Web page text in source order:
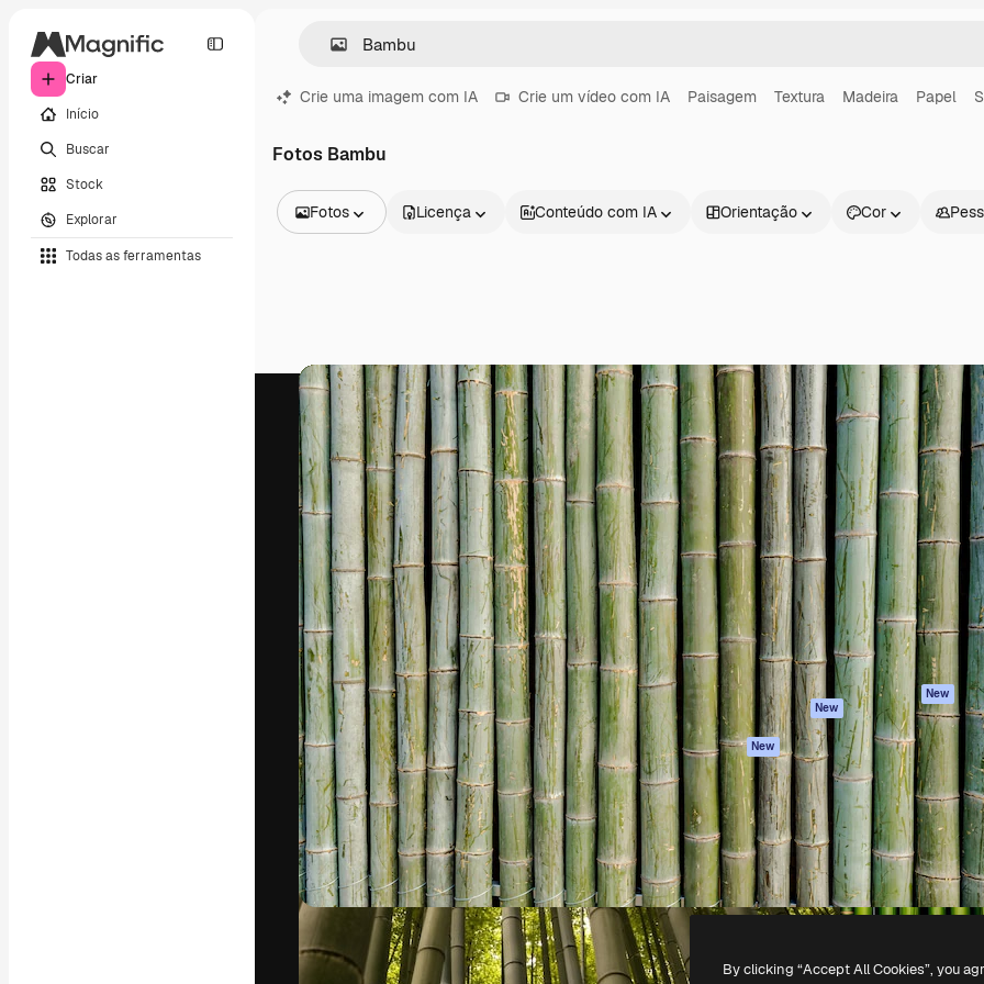
Criar
Início
Buscar
Stock
Explorar
Todas as ferramentas
Crie uma imagem com IA Crie um vídeo com IA Paisagem Textura Madeira Papel
Fotos Bambu
Fotos
Vídeos
Clipes de vídeo
Animações
Modelos de vídeos
Ícones
Modelos 3D
Fontes
Licença Conteúdo com IA Orientação Cor
A plataforma criativa para você direcionar
seu melhor trabalho. Mais de 1 milhão de
assinantes entre criativos, empresas,
agências e estúdios.
Português
Produtos
Spaces
Assistente de IA
Gerador de
imagens
Gerador de vídeos
Texto para voz
Conteúdo de stock
MCP para
Claude/ChatGPT
New
Agentes New
API
App móvel
Todas as
ferramentas
Começar
Academy
Documentação
Atendimento
Termos e
condições
Política de
privacidade
Originais
New
Política de
Central de
confiabilidade
Afiliados
Empresas
Copyright © 2010-2026Freepik Company S.L.U. Todos os direitos reservados.
By clicking “Accept All Cookies”, you